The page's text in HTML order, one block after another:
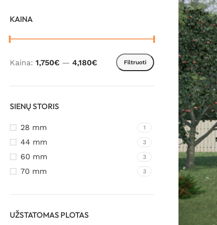
KAINA
Filtruoti
Kaina: 1,750€ — 4,180€
SIENŲ STORIS
28 mm 1
44 mm 3
60 mm 3
70 mm 3
UŽSTATOMAS PLOTAS